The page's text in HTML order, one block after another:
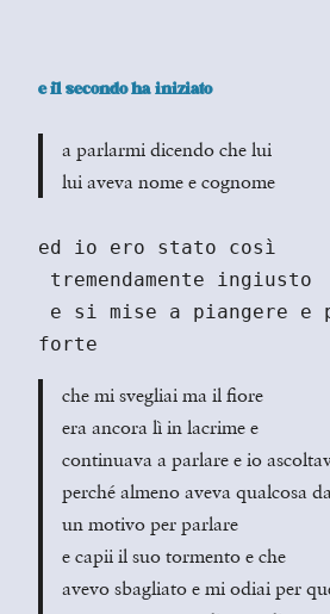
e il secondo ha iniziato
a parlarmi dicendo che lui
lui aveva nome e cognome
ed io ero stato così
tremendamente ingiusto
forte
che mi svegliai ma il fiore
era ancora lì in lacrime e
continuava a parlare e io
perché almeno aveva qualcosa
un motivo per parlare
e capii il suo tormento e che
avevo sbagliato e mi odiai per